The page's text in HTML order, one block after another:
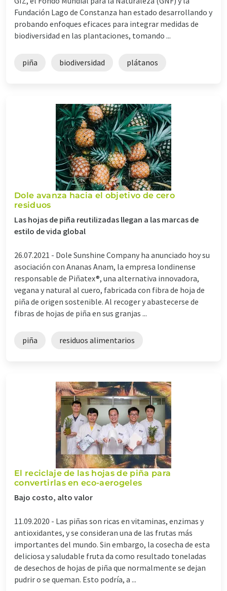
Fundación Lago de Constanza han estado desarrollando y
probando enfoques eficaces para integrar medidas de
biodiversidad en las plantaciones, tomando ...
piña biodiversidad plátanos
Dole avanza hacia el objetivo de cero
residuos
Las hojas de piña reutilizadas llegan a las marcas de
estilo de vida global
26.07.2021 - Dole Sunshine Company ha anunciado hoy su
asociación con Ananas Anam, la empresa londinense
responsable de Piñatex®, una alternativa innovadora,
vegana y natural al cuero, fabricada con fibra de hoja de
piña de origen sostenible. Al recoger y abastecerse de
fibras de hojas de piña en sus granjas ...
piña residuos alimentarios
El reciclaje de las hojas de piña para
convertirlas en eco-aerogeles
Bajo costo, alto valor
11.09.2020 - Las piñas son ricas en vitaminas, enzimas y
antioxidantes, y se consideran una de las frutas más
importantes del mundo. Sin embargo, la cosecha de esta
deliciosa y saludable fruta da como resultado toneladas
de desechos de hojas de piña que normalmente se dejan
pudrir o se queman. Esto podría, a ...